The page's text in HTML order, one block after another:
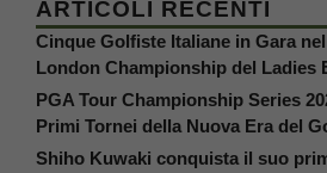
ARTICOLI RECENTI
Cinque Golfiste Italiane in Gara
London Championship del Ladies
PGA Tour Championship Series
Primi Tornei della Nuova Era del
Shiho Kuwaki conquista il suo